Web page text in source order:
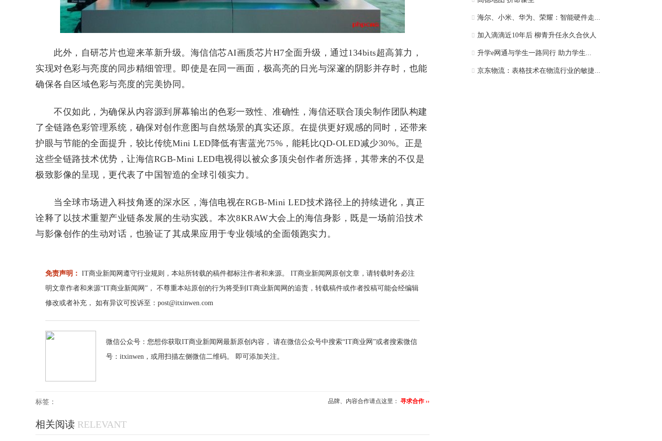
此外，自研芯片也迎来革新升级。海信信芯AI画质芯片H7全面升级，通过134bits超高算力，
实现对色彩与亮度的同步精细管理。即使是在同一画面，极高亮的日光与深邃的阴影并存时，也能
确保各自区域色彩与亮度的完美协同。
不仅如此，为确保从内容源到屏幕输出的色彩一致性、准确性，海信还联合顶尖制作团队构建
了全链路色彩管理系统，确保对创作意图与自然场景的真实还原。在提供更好观感的同时，还带来
护眼与节能的全面提升，较比传统Mini LED降低有害蓝光75%，能耗比QD-OLED减少30%。正是
这些全链路技术优势，让海信RGB-Mini LED电视得以被众多顶尖创作者所选择，其带来的不仅是
极致影像的呈现，更代表了中国智造的全球引领实力。
当全球市场进入科技角逐的深水区，海信电视在RGB-Mini LED技术路径上的持续进化，真正
诠释了以技术重塑产业链条发展的生动实践。本次8KRAW大会上的海信身影，既是一场前沿技术
与影像创作的生动对话，也验证了其成果应用于专业领域的全面领跑实力。
免责声明： IT商业新闻网遵守行业规则，本站所转载的稿件都标注作者和来源。 IT商业新闻网原创文章，请转载时务必注
明文章作者和来源“IT商业新闻网”， 不尊重本站原创的行为将受到IT商业新闻网的追责，转载稿件或作者投稿可能会经编辑
修改或者补充， 如有异议可投诉至：post@itxinwen.com
微信公众号：您想你获取IT商业新闻网最新原创内容， 请在微信公众号中搜索“IT商业网”或者搜索微信
号：itxinwen，或用扫描左侧微信二维码。 即可添加关注。
标签： 品牌、内容合作请点这里： 寻求合作 ››
相关阅读 RELEVANT
海尔、小米、华为、荣耀：智能硬件走...
加入滴滴近10年后 柳青升任永久合伙人
升学e网通与学生一路同行 助力学生...
京东物流：表格技术在物流行业的敏捷...